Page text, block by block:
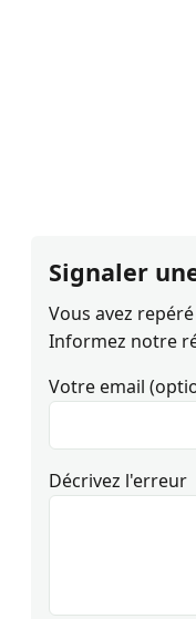
Signaler
Vous avez
Informez notre
Votre email
Décrivez l'erreur